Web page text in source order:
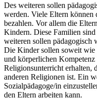
Des weiteren sollen
werden. Viele Eltern können
bezahlen. Vor allem die
Kindern. Diese Familien
weiteren sollen pädagogisch
Die Kinder sollen soweit wie
und körperlichen
Religionsunterricht erhalten,
anderen Religionen ist. Ein
Sozialpädagoge/in
den Eltern arbeiten kann.